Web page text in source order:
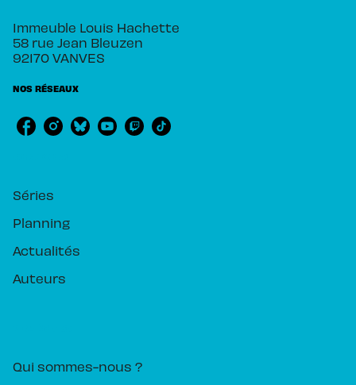
Immeuble Louis Hachette
58 rue Jean Bleuzen
92170 VANVES
NOS RÉSEAUX
Séries
Planning
Actualités
Auteurs
Qui sommes-nous ?